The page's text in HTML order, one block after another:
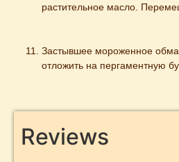
растительное масло.
Застывшее мороженное
отложить на пергаментную
Reviews